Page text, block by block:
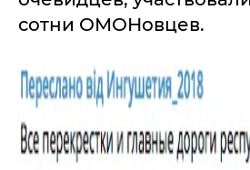
сотни ОМОНовцев.